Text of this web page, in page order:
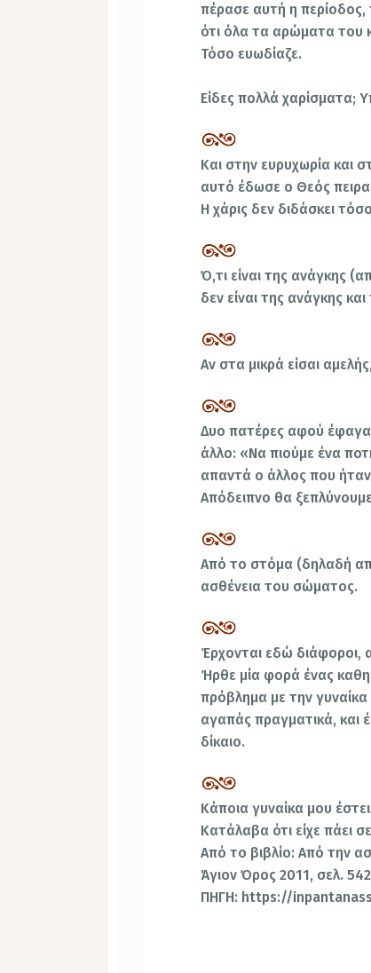
πέρασε αυτή η περίοδος,
ότι όλα τα αρώματα του
Τόσο ευωδίαζε.
Είδες πολλά χαρίσματα;
Και στην ευρυχωρία και
αυτό έδωσε ο Θεός
Η χάρις δεν διδάσκει
Ό,τι είναι της ανάγκης
δεν είναι της ανάγκης
Αν στα μικρά είσαι
Δυο πατέρες αφού
άλλο: «Να πιούμε ένα
απαντά ο άλλος που
Απόδειπνο θα
Από το στόμα (δηλαδή
ασθένεια του σώματος.
Έρχονται εδώ
Ήρθε μία φορά ένας
πρόβλημα με την γυναίκα
αγαπάς πραγματικά, και
δίκαιο.
Κάποια γυναίκα μου
Κατάλαβα ότι είχε πάει
Από το βιβλίο: Από την
Άγιον Όρος 2011, σελ.
ΠΗΓΗ: https://